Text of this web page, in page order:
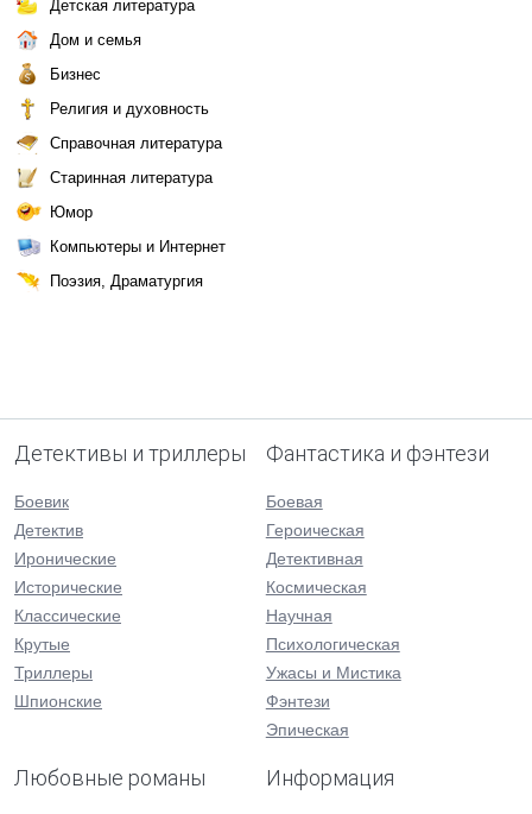
Детская литература
Дом и семья
Бизнес
Религия и духовность
Справочная литература
Старинная литература
Юмор
Компьютеры и Интернет
Поэзия, Драматургия
Детективы и триллеры
Боевик
Детектив
Иронические
Исторические
Классические
Крутые
Триллеры
Шпионские
Фантастика и фэнтези
Боевая
Героическая
Детективная
Космическая
Научная
Психологическая
Ужасы и Мистика
Фэнтези
Эпическая
Любовные романы Информация